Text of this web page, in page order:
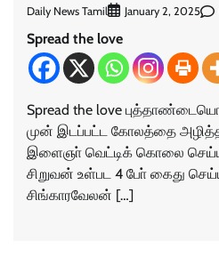
Daily News Tamil January 2, 2025
Spread the love
Spread the love
முன் இடப்பட்ட கோலத்தை
இளைஞா் வெட்டிக் கொலை
சிறுவன் உள்பட 4 போ் கைது
சிங்காரவேலன் […]